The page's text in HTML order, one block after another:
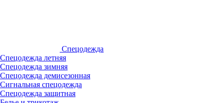
Спецодежда
Спецодежда летняя
Спецодежда зимняя
Спецодежда демисезонная
Сигнальная спецодежда
Спецодежда защитная